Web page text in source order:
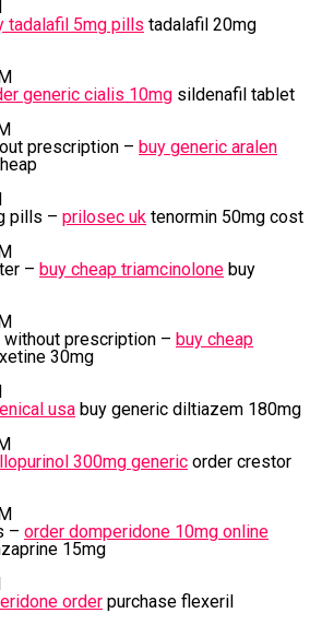
tadalafil 5mg pills tadalafil 20mg
generic cialis 10mg sildenafil tablet
prescription – buy generic aralen
pills – prilosec uk tenormin 50mg cost
– buy cheap triamcinolone buy
prescription – buy cheap
30mg
usa buy generic diltiazem 180mg
300mg generic order crestor
– order domperidone 10mg online
15mg
order purchase flexeril